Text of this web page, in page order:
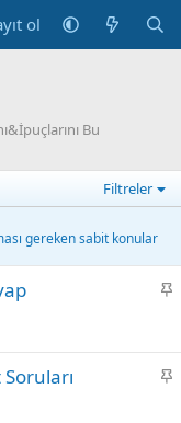
ol
Bu
Filtreler
gereken sabit konular
S
i
tS